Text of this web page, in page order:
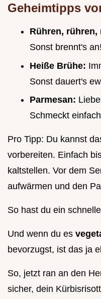
Geheimtipps
Rühren, rühren,
Sonst brennt's an!
Heiße Brühe:
Sonst dauert's
Parmesan:
Schmeckt
Pro Tipp: Du kannst
vorbereiten. Einfach
kaltstellen. Vor dem
aufwärmen und den
So hast du ein
Und wenn du es
bevorzugst, ist das ja
So, jetzt ran an den
sicher, dein